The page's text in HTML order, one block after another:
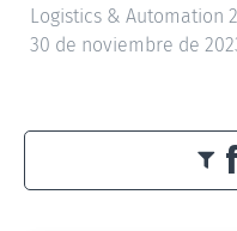
Logistics & Automation
30 de noviembre de